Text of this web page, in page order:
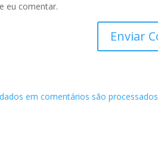
eu comentar.
em comentários são processados